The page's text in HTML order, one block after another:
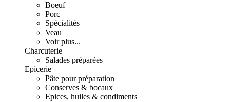
Boeuf
Porc
Spécialités
Veau
Voir plus...
Charcuterie
Salades préparées
Epicerie
Pâte pour préparation
Conserves & bocaux
Epices, huiles & condiments